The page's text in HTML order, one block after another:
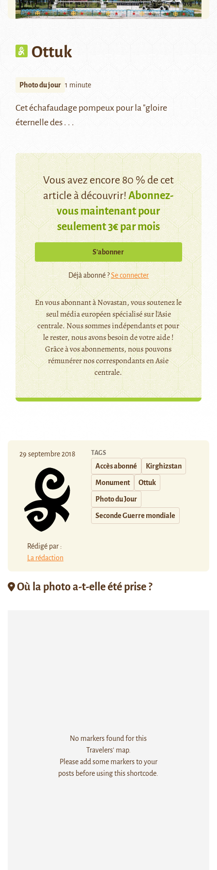
Ottuk
Photo du jour 1 minute
Cet échafaudage pompeux pour la "gloire
éternelle des . . .
Vous avez encore 80 % de cet
article à découvrir!Abonnez-
vous maintenant pour
seulement 3€ par mois
S’abonner
Déjà abonné ?Se connecter
En vous abonnant à Novastan, vous soutenez le
seul média européen spécialisé sur l'Asie
centrale. Nous sommes indépendants et pour
le rester, nous avons besoin de votre aide !
Grâce à vos abonnements, nous pouvons
rémunérer nos correspondants en Asie
centrale.
29 septembre 2018
Rédigé par :
La rédaction
TAGS
Accès abonné Kirghizstan
Monument Ottuk
Photo du Jour
Seconde Guerre mondiale
Où la photo a-t-elle été prise ?
No markers found for this
Travelers' map.
Please add some markers to your
posts before using this shortcode.